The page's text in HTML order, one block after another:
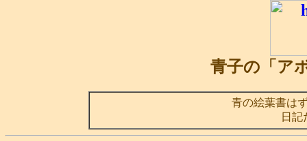
青子の「ア
青の絵葉書は
日記